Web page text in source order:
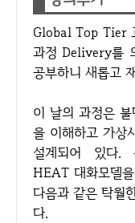
Global Top Tier 교육기업 중 하나인 DDI로부터 신규
과정 Delivery를
공부하니 새롭고
이 날의 과정은 불만고객을 충성고객으로 바꾸는 방법
을 이해하고 가상
설계되어 있다.
HEAT 대화모델
다음과 같은 탁월
다.